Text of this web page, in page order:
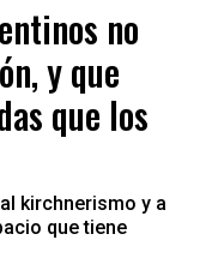
no
y que
que los
kirchnerismo y a
que tiene